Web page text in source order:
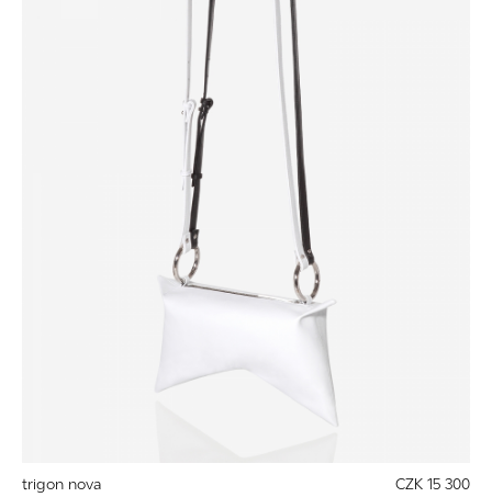
trigon nova CZK 15 300